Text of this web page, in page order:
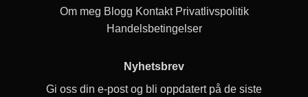
Om meg Blogg Kontakt Privatlivspolitik
Handelsbetingelser
Nyhetsbrev
Gi oss din e-post og bli oppdatert på de siste